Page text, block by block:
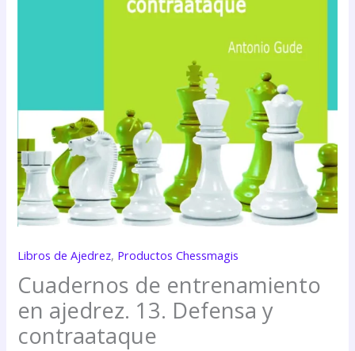
Libros de Ajedrez, Productos Chessmagis
Cuadernos de entrenamiento
en ajedrez. 13. Defensa y
contraataque